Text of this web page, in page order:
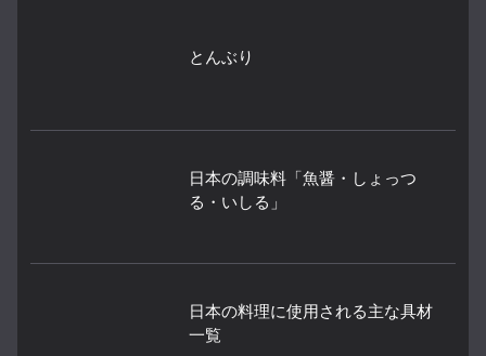
とんぶり
日本の調味料「魚醤・しょっつ
る・いしる」
日本の料理に使用される主な具材
一覧